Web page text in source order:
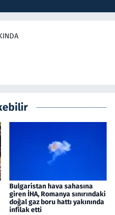
Bulgaristan hava sahasına
giren İHA, Romanya sınırındaki
doğal gaz boru hattı yakınında
infilak etti